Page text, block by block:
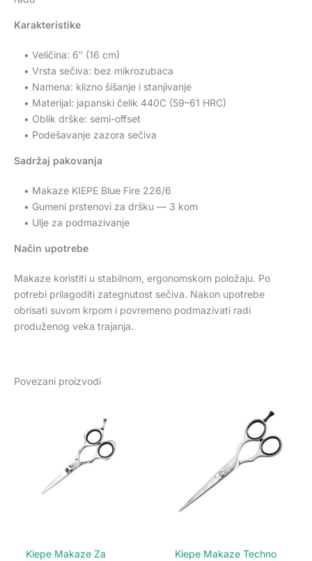
Karakteristike
• Veličina: 6″ (16 cm)
• Vrsta sečiva: bez mikrozubaca
• Namena: klizno šišanje i stanjivanje
• Materijal: japanski čelik 440C (59–61 HRC)
• Oblik drške: semi-offset
• Podešavanje zazora sečiva
Sadržaj pakovanja
• Makaze KIEPE Blue Fire 226/6
• Gumeni prstenovi za dršku — 3 kom
• Ulje za podmazivanje
Način upotrebe
Makaze koristiti u stabilnom, ergonomskom položaju. Po
potrebi prilagoditi zategnutost sečiva. Nakon upotrebe
obrisati suvom krpom i povremeno podmazivati radi
produženog veka trajanja.
Povezani proizvodi
Kiepe Makaze Za
Kiepe Makaze Techno
cena:
od
3.150 rsd
do
3.300 rsd